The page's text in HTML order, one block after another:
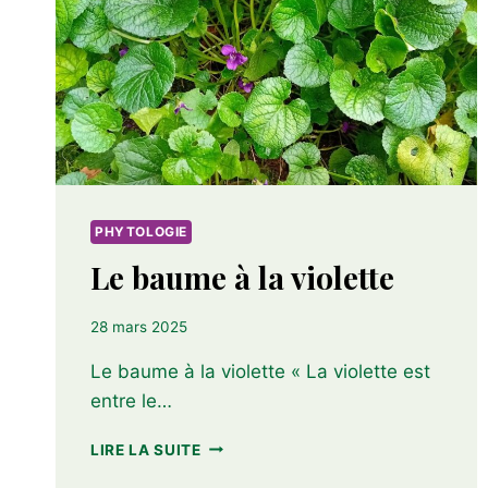
PHYTOLOGIE
Le baume à la violette
28 mars 2025
Le baume à la violette « La violette est
entre le…
LIRE LA SUITELE